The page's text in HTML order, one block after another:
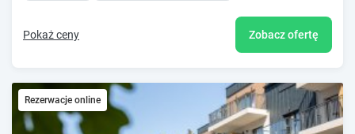
Pokaż ceny Zobacz ofertę
Rezerwacje online